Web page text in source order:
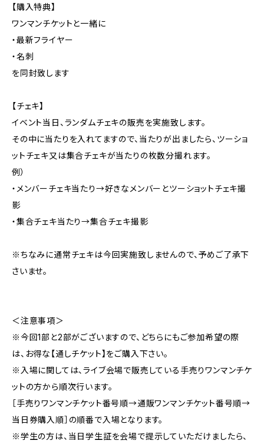
【購入特典】
ワンマンチケットと一緒に
・最新フライヤー
・名刺
を同封致します
【チェキ】
イベント当日、ランダムチェキの販売を実施致します。
その中に当たりを入れてますので、当たりが出ましたら、ツーショ
ットチェキ又は集合チェキが当たりの枚数分撮れます。
例）
・メンバーチェキ当たり→好きなメンバーとツーショットチェキ撮
影
・集合チェキ当たり→集合チェキ撮影
※ちなみに通常チェキは今回実施致しませんので、予めご了承下
さいませ。
＜注意事項＞
※今回1部と2部がございますので、どちらにもご参加希望の際
は、お得な【通しチケット】をご購入下さい。
※入場に関しては、ライブ会場で販売している手売りワンマンチケ
ットの方から順次行います。
［手売りワンマンチケット番号順→通販ワンマンチケット番号順→
当日券購入順］の順番で入場となります。
※学生の方は、当日学生証を会場で提示していただけましたら、